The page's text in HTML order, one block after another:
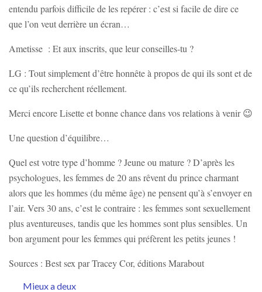
entendu parfois difficile de les repérer : c’est si facile de dire ce
que l’on veut derrière un écran…
Ametisse : Et aux inscrits, que leur conseilles-tu ?
LG : Tout simplement d’être honnête à propos de qui ils sont et de
ce qu’ils recherchent réellement.
Merci encore Lisette et bonne chance dans vos relations à venir 😉
Une question d’équilibre…
Quel est votre type d’homme ? Jeune ou mature ? D’après les
psychologues, les femmes de 20 ans rêvent du prince charmant
alors que les hommes (du même âge) ne pensent qu’à s’envoyer en
l’air. Vers 30 ans, c’est le contraire : les femmes sont sexuellement
plus aventureuses, tandis que les hommes sont plus sensibles. Un
bon argument pour les femmes qui préfèrent les petits jeunes !
Sources : Best sex par Tracey Cor, éditions Marabout
Mieux a deux